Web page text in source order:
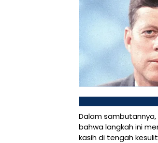
Dalam sambutannya,
bahwa langkah ini
kasih di tengah